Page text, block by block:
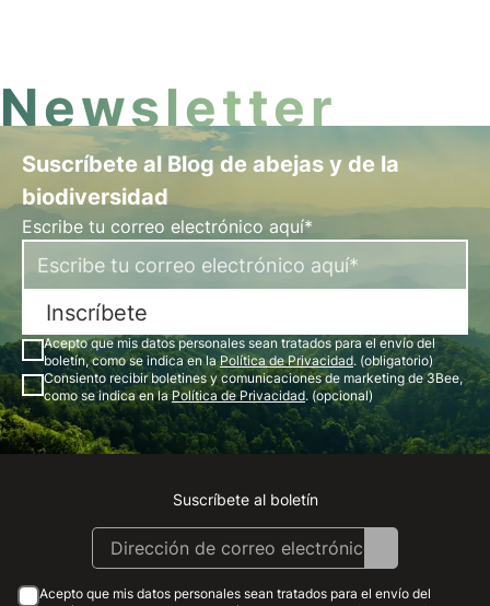
Newsletter
Suscríbete al Blog de abejas y de la
biodiversidad
Escribe tu correo electrónico aquí*
Inscríbete
Acepto que mis datos personales sean tratados para el envío del
boletín, como se indica en laPolítica de Privacidad. (obligatorio)
Consiento recibir boletines y comunicaciones de marketing de 3Bee,
como se indica en laPolítica de Privacidad. (opcional)
Instagram
Facebook
Linkedin
Youtube
Suscríbete al boletín
Acepto que mis datos personales sean tratados para el envío del